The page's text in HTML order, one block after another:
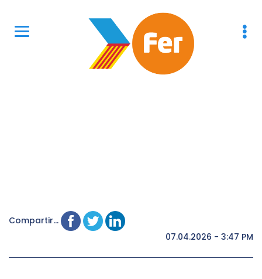
Compartir...
07.04.2026 - 3:47 PM